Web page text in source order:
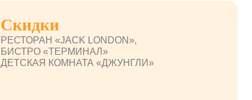
Скидки
РЕСТОРАН «JACK LONDON»,
БИСТРО «ТЕРМИНАЛ»
ДЕТСКАЯ КОМНАТА «ДЖУНГЛИ»